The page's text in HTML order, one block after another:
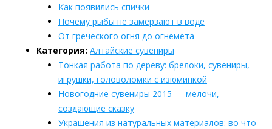
Как появились спички
Почему рыбы не замерзают в воде
От греческого огня до огнемета
Категория: Алтайские сувениры
Тонкая работа по дереву: брелоки, сувениры,
игрушки, головоломки с изюминкой
Новогодние сувениры 2015 — мелочи,
создающие сказку
Украшения из натуральных материалов: во что